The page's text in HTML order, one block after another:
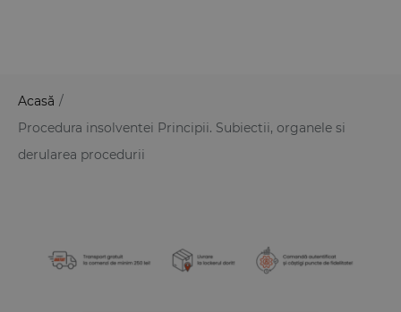
Acasă /
Procedura insolventei Principii. Subiectii, organele si
derularea procedurii